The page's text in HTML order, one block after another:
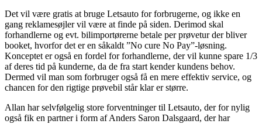
Det vil være gratis at bruge Letsauto for forbrugerne, og ikke en
gang reklamesøjler vil være at finde på siden. Derimod skal
forhandlerne og evt. bilimportørerne betale per prøvetur der bliver
booket, hvorfor det er en såkaldt ”No cure No Pay”-løsning.
Konceptet er også en fordel for forhandlerne, der vil kunne spare 1/3
af deres tid på kunderne, da de fra start kender kundens behov.
Dermed vil man som forbruger også få en mere effektiv service, og
chancen for den rigtige prøvebil står klar er større.
Allan har selvfølgelig store forventninger til Letsauto, der for nylig
også fik en partner i form af Anders Saron Dalsgaard, der har